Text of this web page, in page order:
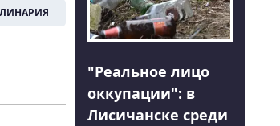
"Реальное лицо
оккупации": в
Лисичанске среди